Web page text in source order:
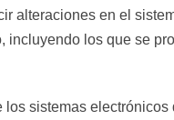
alteraciones en el
los que se
sistemas